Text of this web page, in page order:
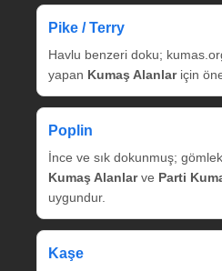
Pike / Terry
Havlu benzeri doku;
yapan Kumaş Alanlariçin
Poplin
İnce ve sık dokunmuş;
Kumaş Alanlarve Parti
uygundur.
Kaşe